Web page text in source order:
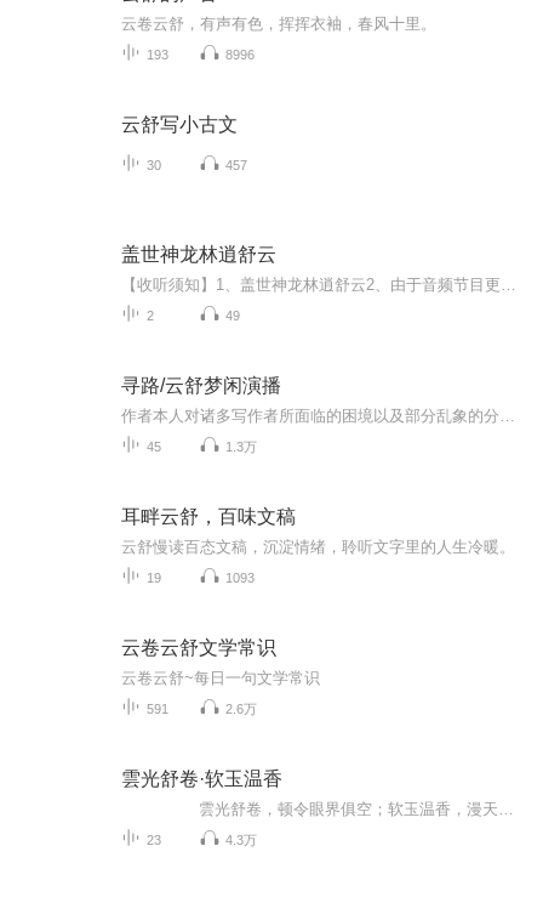
云卷云舒，有声有色，挥挥衣袖，春风十里。️️️
193 8996
云舒写小古文
30 457
盖世神龙林逍舒云
2 49
寻路/云舒梦闲演播
45 1.3万
耳畔云舒，百味文稿
云舒慢读百态文稿，沉淀情绪，聆听文字里的人生冷暖。
19 1093
云卷云舒文学常识
云卷云舒~每日一句文学常识
591 2.6万
雲光舒卷·软玉温香
23 4.3万